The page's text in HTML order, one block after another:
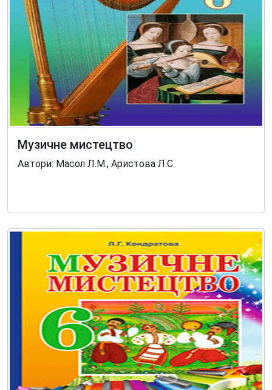
Музичне мистецтво
Автори: Масол Л.М., Аристова Л.С.